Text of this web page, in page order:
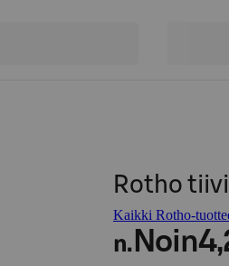
Rotho
Kaikki Rotho-
n. Noin